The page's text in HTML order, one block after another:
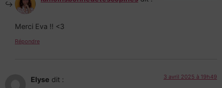
Merci Eva !! <3
Répondre
Elyse dit : 3 avril 2025 à 19h49